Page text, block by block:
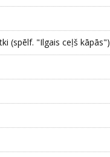
(spēlf. "Ilgais ceļš kāpās")